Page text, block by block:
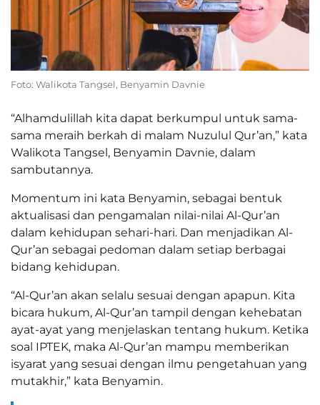
Foto: Walikota Tangsel, Benyamin Davnie
“Alhamdulillah kita dapat berkumpul untuk sama-
sama meraih berkah di malam Nuzulul Qur’an,” kata
Walikota Tangsel, Benyamin Davnie, dalam
sambutannya.
Momentum ini kata Benyamin, sebagai bentuk
aktualisasi dan pengamalan nilai-nilai Al-Qur’an
dalam kehidupan sehari-hari. Dan menjadikan Al-
Qur’an sebagai pedoman dalam setiap berbagai
bidang kehidupan.
“Al-Qur’an akan selalu sesuai dengan apapun. Kita
bicara hukum, Al-Qur’an tampil dengan kehebatan
ayat-ayat yang menjelaskan tentang hukum. Ketika
soal IPTEK, maka Al-Qur’an mampu memberikan
isyarat yang sesuai dengan ilmu pengetahuan yang
mutakhir,” kata Benyamin.